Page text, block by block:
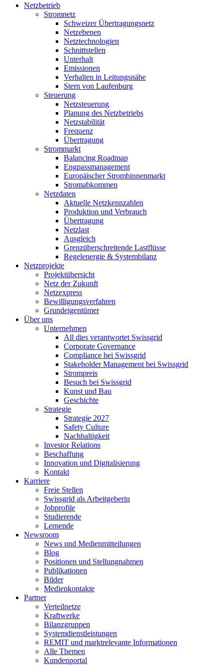
Netzbetrieb
Stromnetz
Schweizer Übertragungsnetz
Netzebenen
Netztechnologien
Schnittstellen
Unterhalt
Emissionen
Verhalten in Leitungsnähe
Stern von Laufenburg
Steuerung
Netzsteuerung
Planung des Netzbetriebs
Netzstabilität
Frequenz
Übertragung
Strommarkt
Balancing Roadmap
Engpassmanagement
Europäischer Strombinnenmarkt
Stromabkommen
Netzdaten
Aktuelle Netzkennzahlen
Produktion und Verbrauch
Übertragung
Netzlast
Ausgleich
Grenzüberschreitende Lastflüsse
Regelenergie & Systembilanz
Netzprojekte
Projektübersicht
Netz der Zukunft
Netzexpress
Bewilligungsverfahren
Grundeigentümer
Über uns
Unternehmen
All dies verantwortet Swissgrid
Corporate Governance
Compliance bei Swissgrid
Stakeholder Management bei Swissgrid
Strompreis
Besuch bei Swissgrid
Kunst und Bau
Geschichte
Strategie
Strategie 2027
Safety Culture
Nachhaltigkeit
Investor Relations
Beschaffung
Innovation und Digitalisierung
Kontakt
Karriere
Freie Stellen
Swissgrid als Arbeitgeberin
Jobprofile
Studierende
Lernende
Newsroom
News und Medienmitteilungen
Blog
Positionen und Stellungnahmen
Publikationen
Bilder
Medienkontakte
Partner
Verteilnetze
Kraftwerke
Bilanzgruppen
Systemdienstleistungen
REMIT und marktrelevante Informationen
Alle Themen
Kundenportal